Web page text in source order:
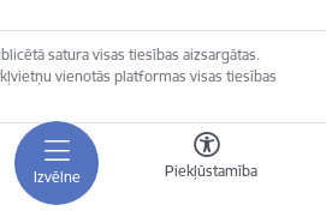
Izvēlne Piekļūstamība
satura visas tiesības aizsargātas.
vienotās platformas visas tiesības